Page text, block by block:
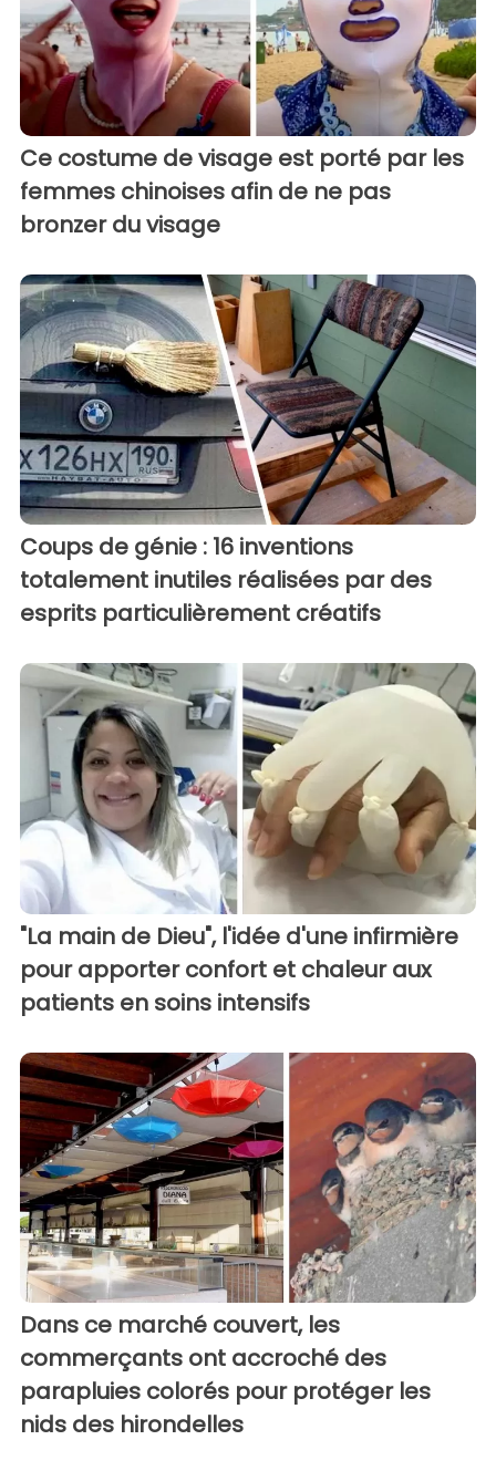
Ce costume de visage est porté par les
femmes chinoises afin de ne pas
bronzer du visage
Coups de génie : 16 inventions
totalement inutiles réalisées par des
esprits particulièrement créatifs
"La main de Dieu", l'idée d'une infirmière
pour apporter confort et chaleur aux
patients en soins intensifs
Dans ce marché couvert, les
commerçants ont accroché des
parapluies colorés pour protéger les
nids des hirondelles